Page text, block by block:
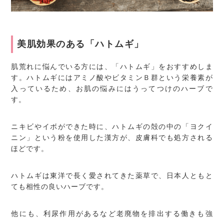
美肌効果のある「ハトムギ」
肌荒れに悩んでいる方には、「ハトムギ」をおすすめしま
す。ハトムギにはアミノ酸やビタミンＢ群という栄養素が
入っているため、お肌の悩みにはうってつけのハーブで
す。
ニキビやイボができた時に、ハトムギの殻の中の「ヨクイ
ニン」という粉を使用した漢方が、皮膚科でも処方される
ほどです。
ハトムギは東洋で長く愛されてきた薬草で、日本人ともと
ても相性の良いハーブです。
他にも、利尿作用があるなど老廃物を排出する働きも強